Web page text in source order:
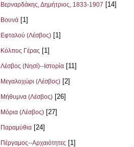
Βερναρδάκης, Δημήτριος, 1833-1907 [14]
Βουνά [1]
Εφταλού (Λέσβος) [1]
Κόλπος Γέρας [1]
Λέσβος (Νησί)--Ιστορία [11]
Μεγαλοχώρι (Λέσβος) [2]
Μήθυμνα (Λέσβος) [26]
Μόρια (Λέσβος) [27]
Παραμύθια [24]
Πέργαμος--Αρχαιότητες [1]